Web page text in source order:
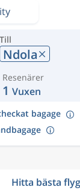
Till
Ndola
Resenärer
1 Vuxen
bagage
Hitta bästa